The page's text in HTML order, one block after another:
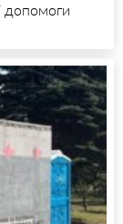
допомоги